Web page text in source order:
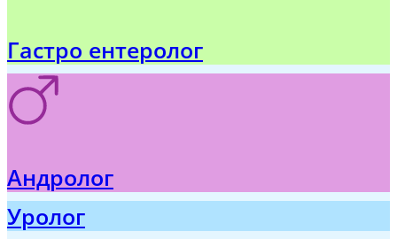
Гастро ентеролог
Андролог
Уролог